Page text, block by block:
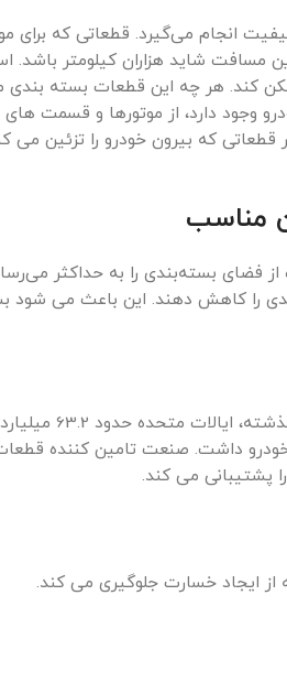
کیفیت انجام می‌گیرد. قطعاتی که برای
شاید هزاران کیلومتر باشد.
کند. هر چه این قطعات بسته
وجود دارد، از موتورها و قسمت
که بیرون خودرو را تزئین می
مناسب
فضای بسته‌بندی را به حداکثر
را کاهش دهند. این باعث می شود
ایالات متحده مسلماً برترین
نیز صادرات قطعات خودرو داشت. صنعت تامین
ایجاد خسارت جلوگیری می کند.